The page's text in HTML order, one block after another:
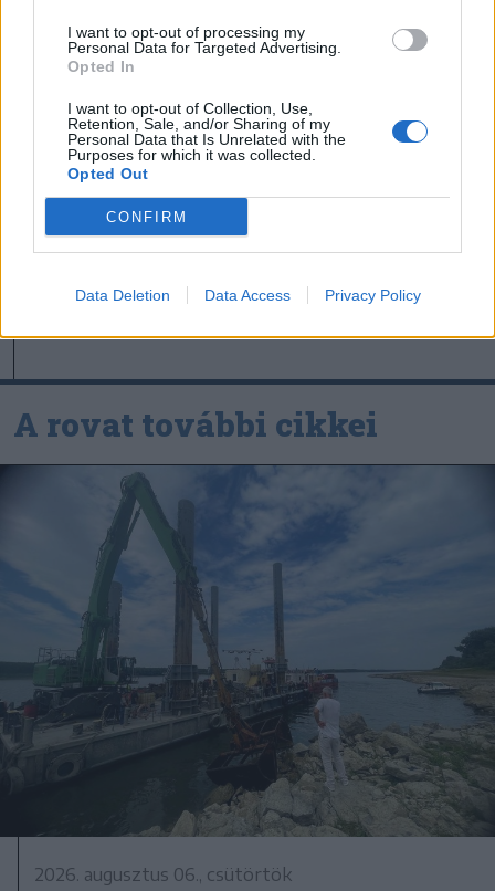
I want to opt-out of processing my
Personal Data for Targeted Advertising.
Opted In
I want to opt-out of Collection, Use,
Retention, Sale, and/or Sharing of my
Personal Data that Is Unrelated with the
Purposes for which it was collected.
Opted Out
CONFIRM
Data Deletion Data Access Privacy Policy
román és a magyar sajtó,
válogatott meghívót
Nőileg
menjünk!
A rovat további cikkei
2026. augusztus 06., csütörtök